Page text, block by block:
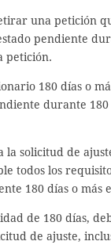
una petición
pendiente
petición.
180 días o
durante
solicitud de
todos los
180 días o
de 180 días,
de ajuste,